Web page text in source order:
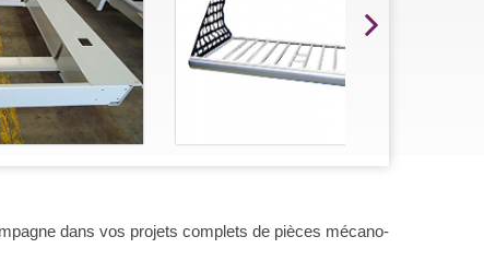
dans vos projets complets de pièces mécano-